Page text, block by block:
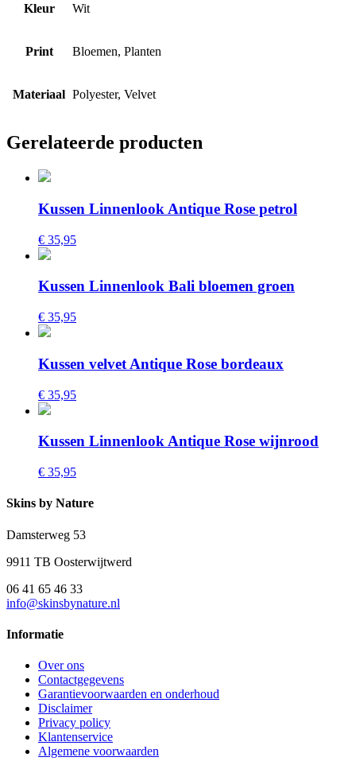
Kleur Wit
Print Bloemen, Planten
Materiaal Polyester, Velvet
Gerelateerde producten
Kussen Linnenlook Antique Rose petrol
€ 35,95
Kussen Linnenlook Bali bloemen groen
€ 35,95
Kussen velvet Antique Rose bordeaux
€ 35,95
Kussen Linnenlook Antique Rose wijnrood
€ 35,95
Skins by Nature
Damsterweg 53
9911 TB Oosterwijtwerd
06 41 65 46 33
info@skinsbynature.nl
Informatie
Over ons
Contactgegevens
Garantievoorwaarden en onderhoud
Disclaimer
Privacy policy
Klantenservice
Algemene voorwaarden